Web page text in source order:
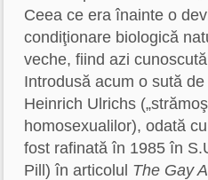
Ceea ce era înainte o
condiţionare biologică
veche, fiind azi
Introdusă acum o sută
Heinrich Ulrichs
homosexualilor), odată
fost rafinată în 1985 în
Pill) în articolul The Gay